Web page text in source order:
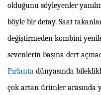
olduğunu söyleyenler
böyle bir detay. Saat
değiştirmeden kombini
sevenlerin başına dert
Pırlanta dünyasında
çok artan ürünler arasında